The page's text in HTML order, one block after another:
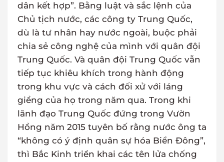
dân kết hợp”. Bằng luật và sắc lệnh của
Chủ tịch nước, các công ty Trung Quốc,
dù là tư nhân hay nước ngoài, buộc phải
chia sẻ công nghệ của mình với quân đội
Trung Quốc. Và quân đội Trung Quốc vẫn
tiếp tục khiêu khích trong hành động
trong khu vực và cách đối xử với láng
giềng của họ trong năm qua. Trong khi
lãnh đạo Trung Quốc đứng trong Vườn
Hồng năm 2015 tuyên bố rằng nước ông ta
“không có ý định quân sự hóa Biển Đông”,
thì Bắc Kinh triển khai các tên lửa chống